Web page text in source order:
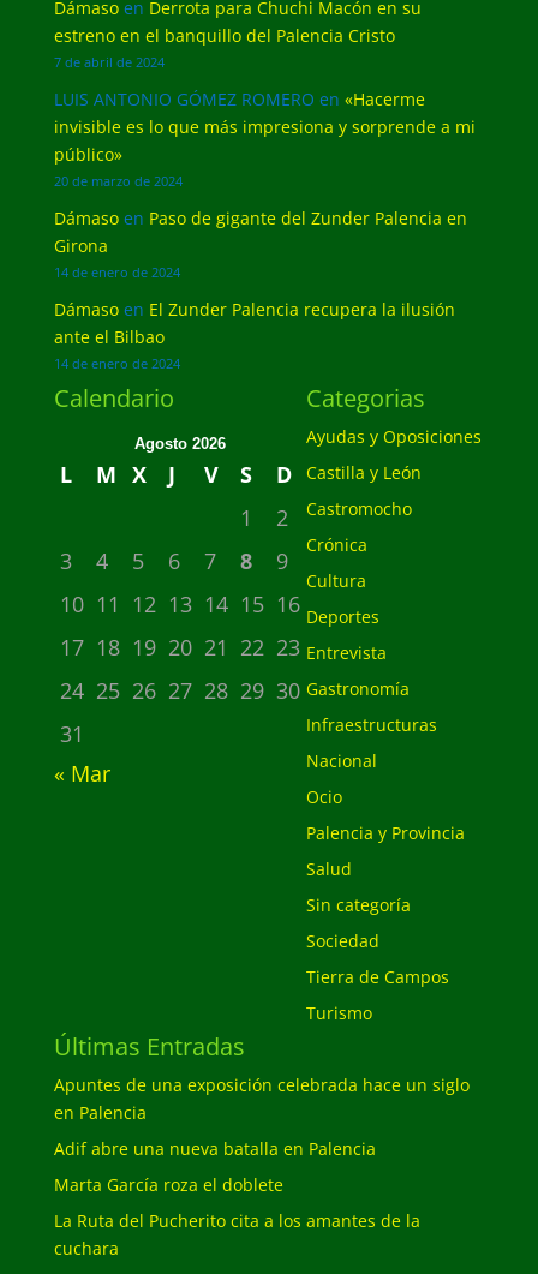
Dámasoen Derrota para Chuchi Macón en su
estreno en el banquillo del Palencia Cristo
7 de abril de 2024
LUIS ANTONIO GÓMEZ ROMERO en «Hacerme
invisible es lo que más impresiona y sorprende a mi
público»
20 de marzo de 2024
Dámasoen Paso de gigante del Zunder Palencia en
Girona
14 de enero de 2024
Dámasoen El Zunder Palencia recupera la ilusión
ante el Bilbao
14 de enero de 2024
Calendario
Agosto 2026
L M X J V S
D
1
2
3
4 5 6 7 8
9
10 11 12 13 14 15 16
17 18 19 20 21 22 23
24 25 26 27 28 29 30
31
« Mar
Categorias
Ayudas y Oposiciones
Castilla y León
Castromocho
Crónica
Cultura
Deportes
Entrevista
Gastronomía
Infraestructuras
Nacional
Ocio
Palencia y Provincia
Salud
Sin categoría
Sociedad
Tierra de Campos
Turismo
Últimas Entradas
Apuntes de una exposición celebrada hace un siglo
en Palencia
Adif abre una nueva batalla en Palencia
Marta García roza el doblete
La Ruta del Pucherito cita a los amantes de la
cuchara